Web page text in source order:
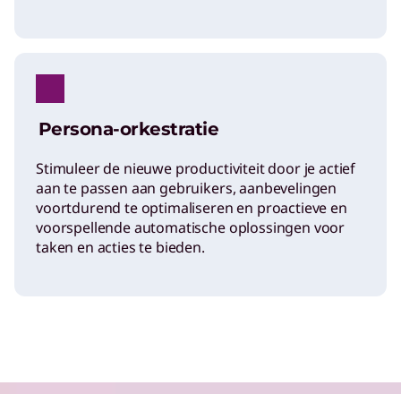
Persona-orkestratie
Stimuleer de nieuwe productiviteit door je actief
aan te passen aan gebruikers, aanbevelingen
voortdurend te optimaliseren en proactieve en
voorspellende automatische oplossingen voor
taken en acties te bieden.